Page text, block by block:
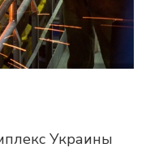
Украины